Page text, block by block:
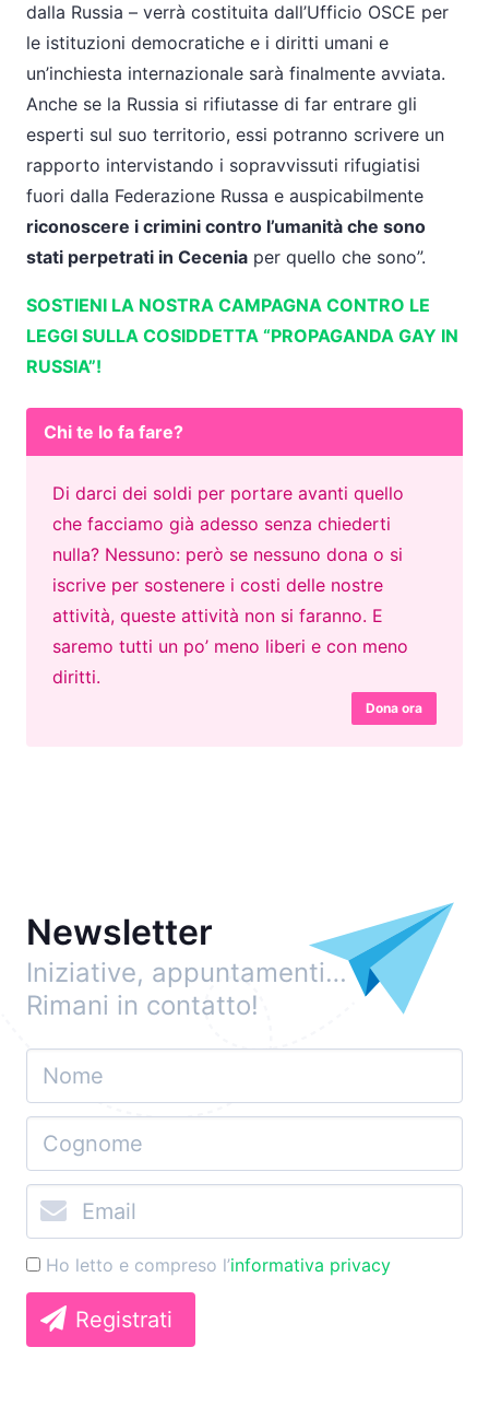
dalla Russia – verrà costituita dall’Ufficio OSCE per
le istituzioni democratiche e i diritti umani e
un’inchiesta internazionale sarà finalmente avviata.
Anche se la Russia si rifiutasse di far entrare gli
esperti sul suo territorio, essi potranno scrivere un
rapporto intervistando i sopravvissuti rifugiatisi
fuori dalla Federazione Russa e auspicabilmente
riconoscere i crimini contro l’umanità che sono
stati perpetrati in Cecenia per quello che sono”.
SOSTIENI LA NOSTRA CAMPAGNA CONTRO LE
LEGGI SULLA COSIDDETTA “PROPAGANDA GAY IN
RUSSIA”!
Chi te lo fa fare?
Di darci dei soldi per portare avanti quello
che facciamo già adesso senza chiederti
nulla? Nessuno: però se nessuno dona o si
iscrive per sostenere i costi delle nostre
attività, queste attività non si faranno. E
saremo tutti un po’ meno liberi e con meno
diritti.
Dona ora
Newsletter
Iniziative, appuntamenti…
Rimani in contatto!
Ho letto e compreso l’informativa privacy
Registrati